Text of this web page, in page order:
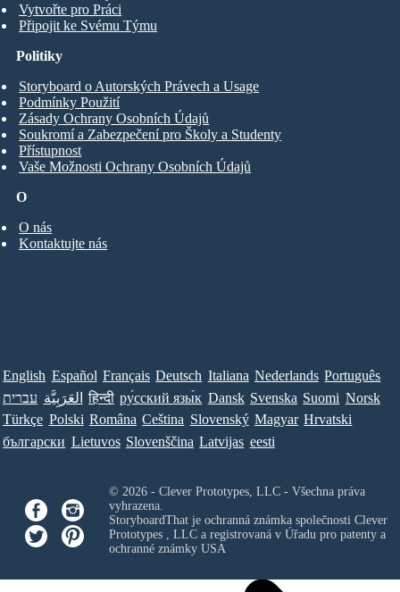
Vytvořte pro Práci
Připojit ke Svému Týmu
O
O nás
Kontaktujte nás
Politiky
Storyboard o Autorských Právech a Usage
Podmínky Použití
Zásady Ochrany Osobních Údajů
Soukromí a Zabezpečení pro Školy a Studenty
Přístupnost
Vaše Možnosti Ochrany Osobních Údajů
English Español Français Deutsch Italiana Nederlands Português
עברית العَرَبِيَّة हिन्दी ру́сский язы́к Dansk Svenska Suomi Norsk
Türkçe Polski Româna Ceština Slovenský Magyar Hrvatski
български Lietuvos Slovenščina Latvijas eesti
© 2026 - Clever Prototypes, LLC - Všechna práva
vyhrazena.
StoryboardThat je ochranná známka společnosti Clever
Prototypes , LLCa registrovaná v Úřadu pro patenty a
ochranné známky USA